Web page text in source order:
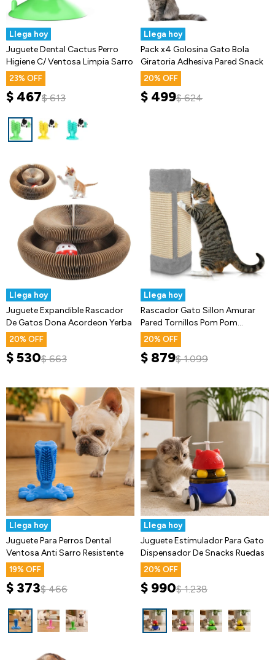
Llega hoy
Juguete Dental Cactus Perro
Higiene C/ Ventosa Limpia Sarro
23
$ 467$ 613
Llega hoy
Pack x4 Golosina Gato Bola
Giratoria Adhesiva Pared Snack
20
$ 499$ 624
Llega hoy
Juguete Expandible Rascador
De Gatos Dona Acordeon Yerba
20
$530$ 663
Llega hoy
Rascador Gato Sillon Amurar
Pared Tornillos Pom Pom
Juguete
20
$ 879$ 1.099
Llega hoy
Juguete Para Perros Dental
Ventosa Anti Sarro Resistente
19
$ 373$ 466
Llega hoy
Juguete Estimulador Para Gato
Dispensador De Snacks Ruedas
20
$ 990$ 1.238